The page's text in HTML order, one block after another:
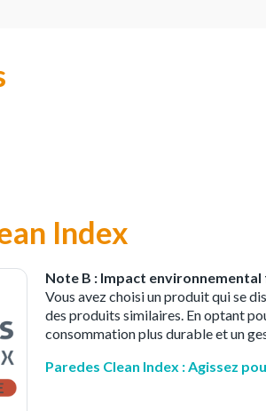
Index
Note B : Impact
Vous avez choisi un produit qui se
des produits similaires. En optant
consommation plus durable et un
Paredes Clean Index : Agissez